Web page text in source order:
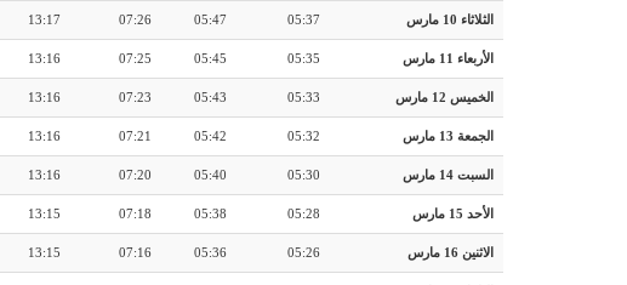
الثلاثاء 10 مارس 05:37
05:47
07:26
13:17
الأربعاء 11 مارس 05:35
05:45
07:25
13:16
الخميس 12 مارس 05:33
05:43
07:23
13:16
الجمعة 13 مارس 05:32
05:42
07:21
13:16
السبت 14 مارس 05:30
05:40
07:20
13:16
الأحد 15 مارس 05:28
05:38
07:18
13:15
الاثنين 16 مارس 05:26
05:36
07:16
13:15